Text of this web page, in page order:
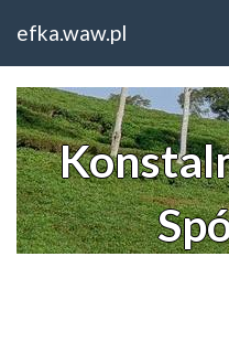
efka.waw.pl
Konstalmet / Mała